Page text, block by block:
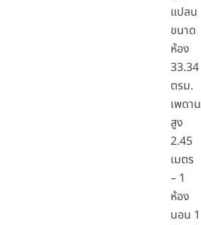
แปลน
ขนาด
ห้อง
33.34
ตรม.
เพดาน
สูง
2.45
เมตร
– 1
ห้อง
นอน 1